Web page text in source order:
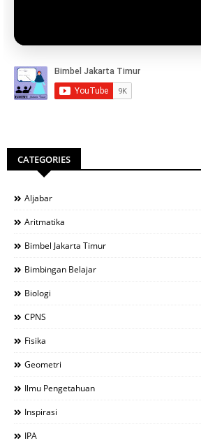
CATEGORIES
Aljabar
Aritmatika
Bimbel Jakarta Timur
Bimbingan Belajar
Biologi
CPNS
Fisika
Geometri
Ilmu Pengetahuan
Inspirasi
IPA